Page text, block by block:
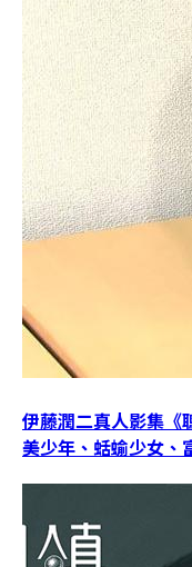
伊藤潤二真人影集《
美少年、蛞蝓少女、